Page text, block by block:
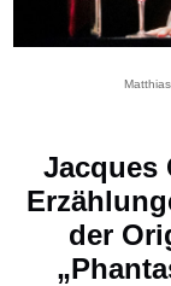
Jacques
der